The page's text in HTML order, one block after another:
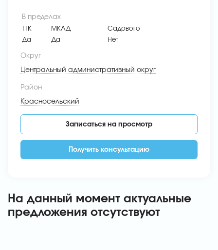
На данный момент актуальные
предложения отсутствуют
В пределах
ТТК МКАД
Садового
Да
Да Нет
Округ
Центральный административный округ
Район
Красносельский
Записаться на просмотр
Получить консультацию